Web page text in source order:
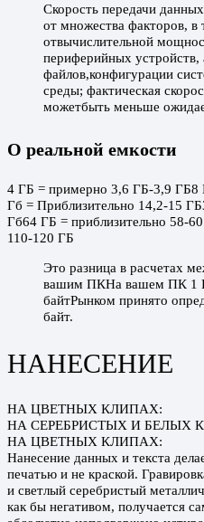
Скорость передачи
от множества факторов, в
отвычислительной
периферийных устройств,
файлов,конфигурации
среды; фактическая
можетбыть меньше
О реальной емкости
4 ГБ = примерно 3,6 ГБ-3,9
Гб = Приблизительно 14,2-15
Гб64 ГБ = приблизительно 58-
110-120 ГБ
Это разница в расчетах
вашим ПКНа вашем ПК 1
байтРынком принято
байт.
НАНЕСЕНИЕ
НА ЦВЕТНЫХ КЛИПАХ:
НА СЕРЕБРИСТЫХ И БЕЛЫХ
НА ЦВЕТНЫХ КЛИПАХ:
Нанесение данных и текста
печатью и не краской.
и светлый серебристый
как бы негативом, получается